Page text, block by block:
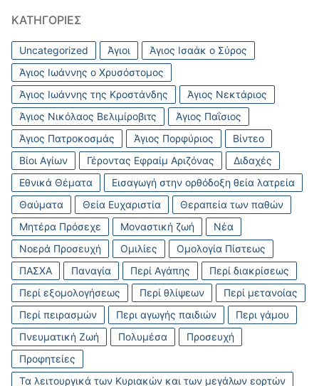
ΚΑΤΗΓΟΡΊΕΣ
Uncategorized Άγιοι
Άγιος Ισαάκ ο Σύρος
Άγιος Ιωάννης ο Χρυσόστομος
Άγιος Ιωάννης της Κροστάνδης
Άγιος Νεκτάριος
Άγιος Νικόλαος Βελιμίροβιτς
Άγιος Παΐσιος
Άγιος Πατροκοσμάς
Άγιος Πορφύριος
Βίντεο
Βίοι Αγίων
Γέροντας Εφραίμ Αριζόνας
Διδαχές
Εθνικά Θέματα
Εισαγωγή στην ορθόδοξη θεία λατρεία
Θαύματα
Θεία Ευχαριστία
Θεραπεία των παθών
Μητέρα Πρόσεχε
Μοναστική ζωή
Νέα
Νοερά Προσευχή
Ομιλίες
Ομολογία Πίστεως
ΠΑΣΧΑ
Παναγία Περί Αγάπης
Περί διακρίσεως
Περί εξομολογήσεως
Περί θλίψεων
Περί μετανοίας
Περί πειρασμών
Περι αγωγής παιδιών
Περι γάμου
Πνευματική Ζωή
Πολυμέσα
Προσευχή
Προφητείες
Τα λειτουργικά των Κυριακών και των μεγάλων εορτών